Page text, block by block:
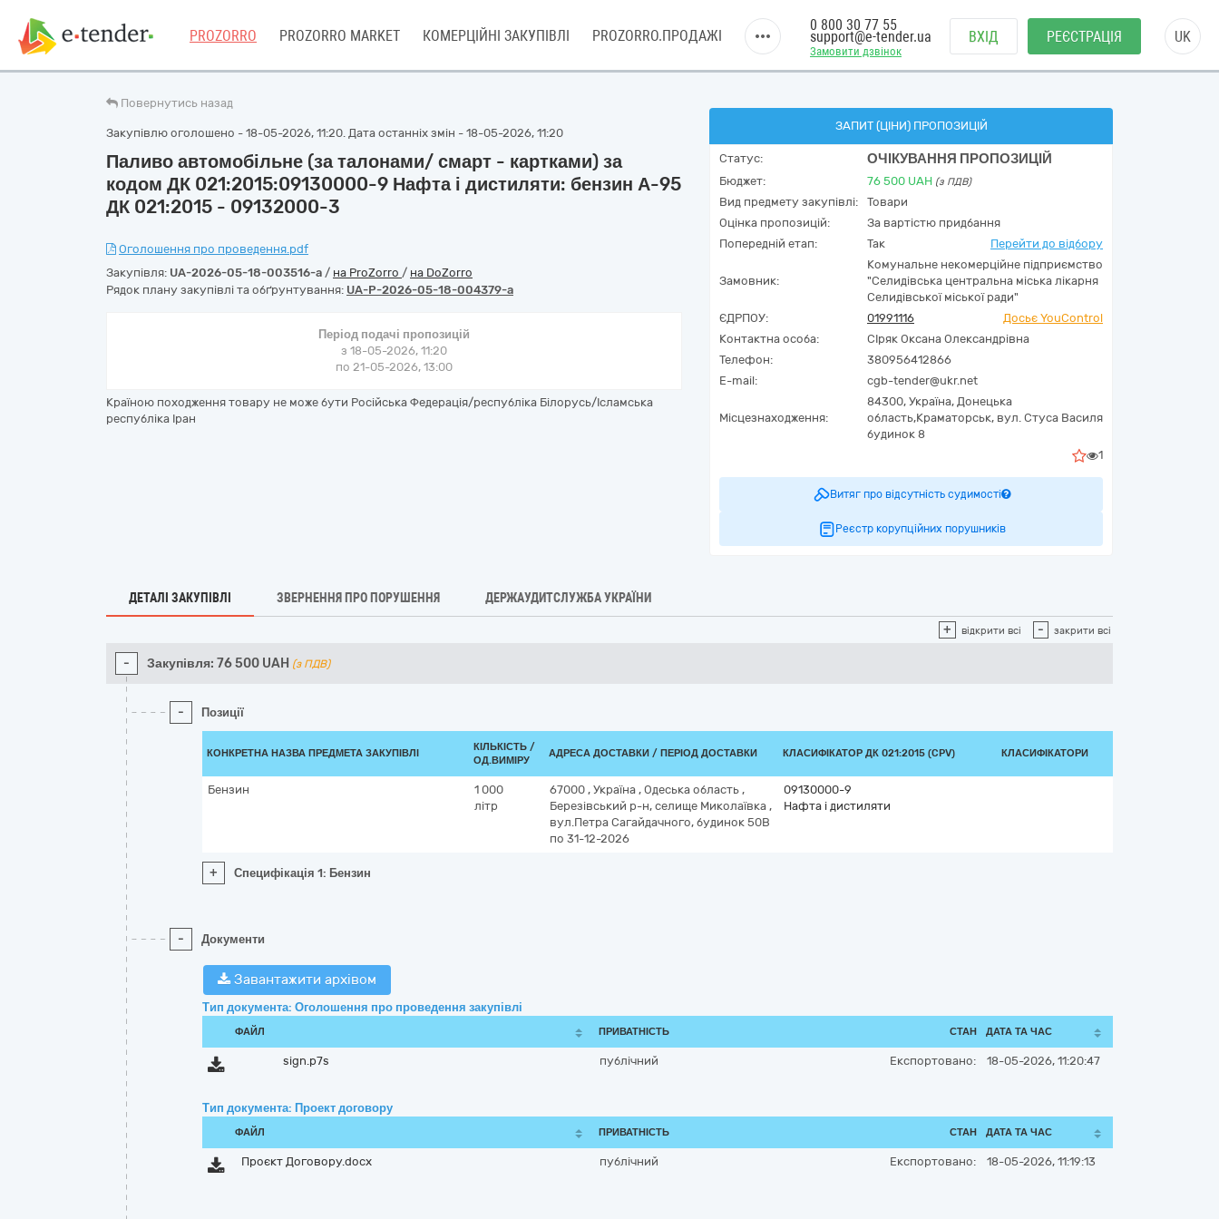
PROZORRO PROZORRO MARKET КОМЕРЦІЙНІ ЗАКУПІВЛІ PROZORRO.ПРОДАЖІ
Замовити дзвінок
0 800 30 77 55
support@e-tender.ua ВХІД РЕЄСТРАЦІЯ UK
Повернутись назад
Закупівлю оголошено - 18-05-2026, 11:20. Дата останніх змін - 18-05-2026, 11:20
Паливо автомобільне (за талонами/ смарт - картками) за
кодом ДК 021:2015:09130000-9 Нафта і дистиляти: бензин А-95
ДК 021:2015 - 09132000-3
Оголошення про проведення.pdf
Закупівля: UA-2026-05-18-003516-a / на ProZorro / на DoZorro
Рядок плану закупівлі та обґрунтування: UA-P-2026-05-18-004379-a
Період подачі пропозицій
з 18-05-2026, 11:20
по 21-05-2026, 13:00
Країною походження товару не може бути Російська Федерація/республіка Білорусь/Ісламська
республіка Іран
ЗАПИТ (ЦІНИ) ПРОПОЗИЦІЙ
Статус: ОЧІКУВАННЯ ПРОПОЗИЦІЙ
Бюджет: 76 500 UAH (з ПДВ)
Вид предмету закупівлі:
Товари
Оцінка пропозицій:
За вартістю придбання
Попередній етап:
Так Перейти до відбору
Замовник:
Комунальне некомерційне підприємство
"Селидівська центральна міська лікарня
Селидівської міської ради"
ЄДРПОУ:
01991116
Досьє YouControl
Контактна особа:
СІряк Оксана Олександрівна
Телефон:
380956412866
E-mail:
cgb-tender@ukr.net
Місцезнаходження:
84300, Україна, Донецька
область,Краматорськ, вул. Стуса Василя
будинок 8
1
Витяг про відсутність судимості
Реєстр корупційних порушників
ДЕТАЛІ ЗАКУПІВЛІ ЗВЕРНЕННЯ ПРО ПОРУШЕННЯ ДЕРЖАУДИТСЛУЖБА УКРАЇНИ
+ відкрити всі - закрити всі
- Закупівля: 76 500 UAH (з ПДВ)
- Позиції
КОНКРЕТНА НАЗВА ПРЕДМЕТА ЗАКУПІВЛІ
КІЛЬКІСТЬ /
ОД.ВИМІРУ
АДРЕСА ДОСТАВКИ / ПЕРІОД ДОСТАВКИ КЛАСИФІКАТОР ДК 021:2015 (CPV) КЛАСИФІКАТОРИ
Бензин
1 000
літр
67000 , Україна , Одеська область ,
Березівський р-н, селище Миколаївка ,
вул.Петра Сагайдачного, будинок 50В
по 31-12-2026
09130000-9
Нафта і дистиляти
+ Специфікація 1: Бензин
- Документи
Завантажити архівом
Тип документа: Оголошення про проведення закупівлі
ФАЙЛ ПРИВАТНІСТЬ СТАН ДАТА ТА ЧАС
sign.p7s публічний Експортовано: 18-05-2026, 11:20:47
Тип документа: Проект договору
ФАЙЛ ПРИВАТНІСТЬ СТАН ДАТА ТА ЧАС
Проєкт Договору.docx публічний Експортовано: 18-05-2026, 11:19:13